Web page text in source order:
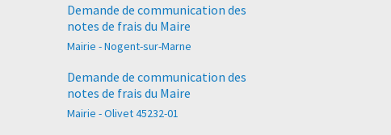
Demande de communication des
notes de frais du Maire
Mairie - Nogent-sur-Marne
Demande de communication des
notes de frais du Maire
Mairie - Olivet 45232-01